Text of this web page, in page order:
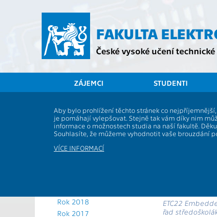
FAKULTA
České vysoké učení technické
ZÁJEMCI STUDENTI
Aby bylo prohlížení těchto stránek co
je pomáhají vylepšovat. Stejně tak vám díky nim
informace o možnostech studia na naší fakultě.
Souhlasíte, že můžeme vyhodnotit vaše brouzdání
VÍCE INFORMACÍ
Aktuální rok
Rok 2025
Rok 2024
Rok 2023
Rok 2018
Rok 2017
katedry
sestavit si
ETC22
řad